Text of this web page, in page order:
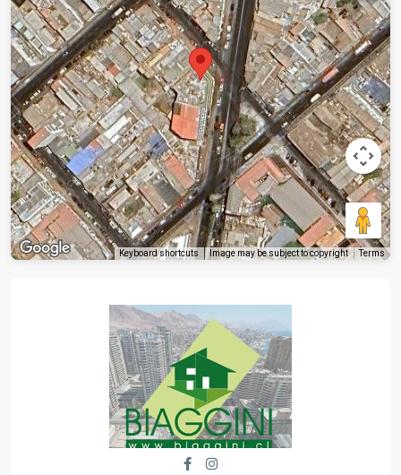
Keyboard shortcuts Image may be subject to copyright Terms